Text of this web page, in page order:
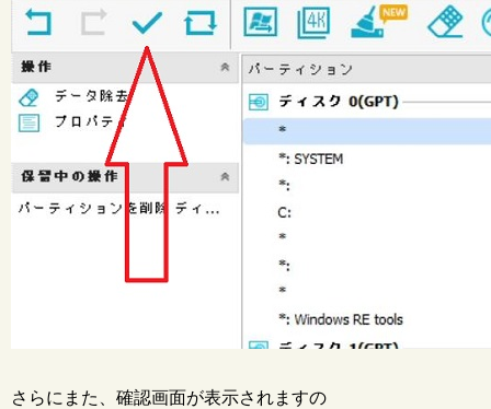
さらにまた、確認画面が表示されますの